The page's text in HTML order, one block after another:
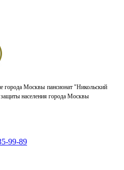
города Москвы пансионат "Никольский
населения города Москвы
99-89